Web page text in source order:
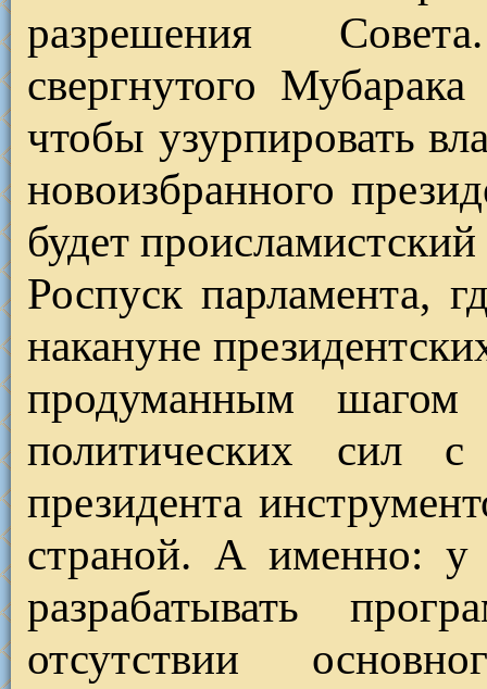
разрешения
свергнутого
чтобы узурпировать
новоизбранного
будет
Роспуск парламента,
накануне
продуманным шагом
политических сил
президента
страной. А именно: у
разрабатывать
отсутствии